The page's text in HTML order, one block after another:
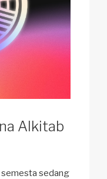
Alkitab
semesta sedang